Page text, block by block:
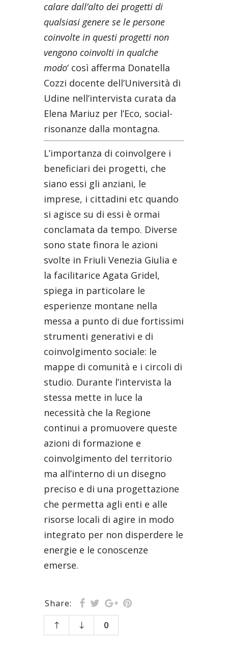
calare dall’alto dei progetti di
qualsiasi genere se le persone
coinvolte in questi progetti non
vengono coinvolti in qualche
modo‘ così afferma Donatella
Cozzi docente dell’Università di
Udine nell’intervista curata da
Elena Mariuz per l’Eco, social-
risonanze dalla montagna.
L’importanza di coinvolgere i
beneficiari dei progetti, che
siano essi gli anziani, le
imprese, i cittadini etc quando
si agisce su di essi è ormai
conclamata da tempo. Diverse
sono state finora le azioni
svolte in Friuli Venezia Giulia e
la facilitarice Agata Gridel,
spiega in particolare le
esperienze montane nella
messa a punto di due fortissimi
strumenti generativi e di
coinvolgimento sociale: le
mappe di comunità e i circoli di
studio. Durante l’intervista la
stessa mette in luce la
necessità che la Regione
continui a promuovere queste
azioni di formazione e
coinvolgimento del territorio
ma all’interno di un disegno
preciso e di una progettazione
che permetta agli enti e alle
risorse locali di agire in modo
integrato per non disperdere le
energie e le conoscenze
emerse.
Share:
0